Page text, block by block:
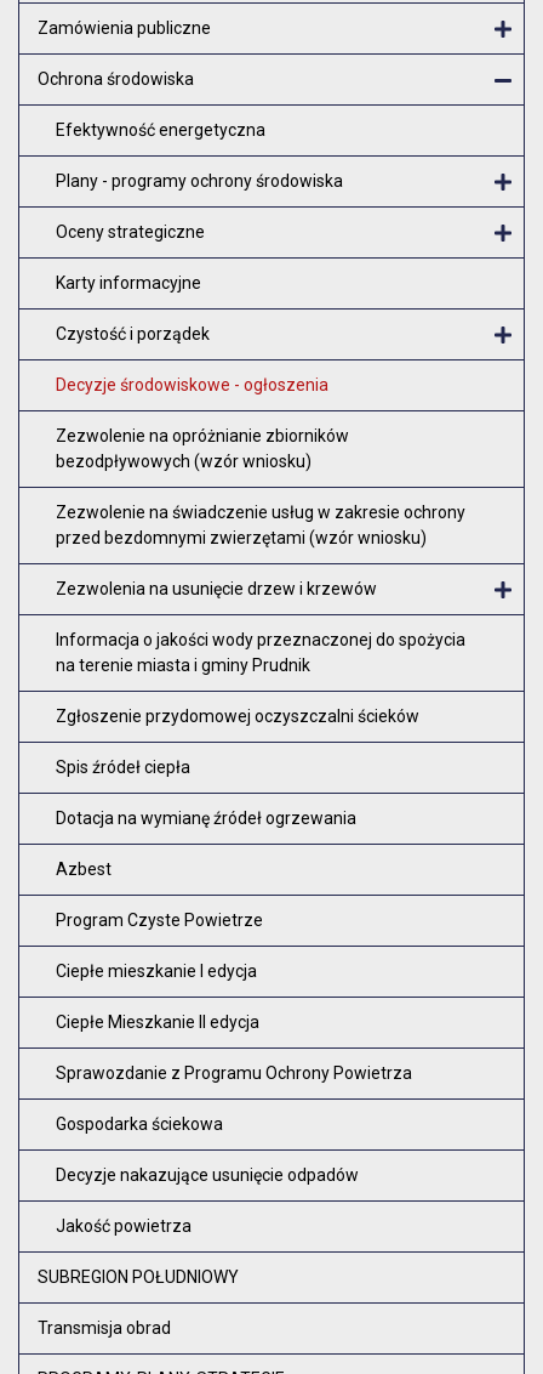
Zamówienia publiczne
Ochrona środowiska
Efektywność energetyczna
Plany - programy ochrony środowiska
Oceny strategiczne
Karty informacyjne
Czystość i porządek
Decyzje środowiskowe - ogłoszenia
Zezwolenie na opróżnianie zbiorników
bezodpływowych (wzór wniosku)
Zezwolenie na świadczenie usług w zakresie ochrony
przed bezdomnymi zwierzętami (wzór wniosku)
Zezwolenia na usunięcie drzew i krzewów
Informacja o jakości wody przeznaczonej do spożycia
na terenie miasta i gminy Prudnik
Zgłoszenie przydomowej oczyszczalni ścieków
Spis źródeł ciepła
Dotacja na wymianę źródeł ogrzewania
Azbest
Program Czyste Powietrze
Ciepłe mieszkanie I edycja
Ciepłe Mieszkanie II edycja
Sprawozdanie z Programu Ochrony Powietrza
Gospodarka ściekowa
Decyzje nakazujące usunięcie odpadów
Jakość powietrza
SUBREGION POŁUDNIOWY
Transmisja obrad